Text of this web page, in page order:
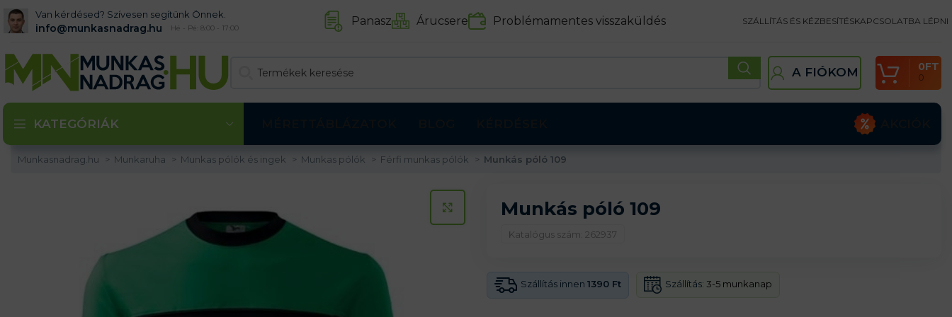
Van kérdésed? Szívesen segítünk Önnek.
info@munkasnadrag.hu Hé - Pé: 8:00 - 17:00 Panasz Árucsere Problémamentes visszaküldés SZÁLLÍTÁS ÉS KÉZBESÍTÉSKAPCSOLATBA LÉPNI
A FIÓKOM 0
0FT
KATEGÓRIÁK
Munkasnadrag.hu Munkaruha Munkas pólók és ingek Munkas pólók Férfi munkas pólók Munkás póló 109
KATTINTS A KINAGYÍTÁSHOZ
Munkás póló 109
Katalógus szám: 262937
Szállítás innen 1390 Ft Szállítás: 3-5 munkanap